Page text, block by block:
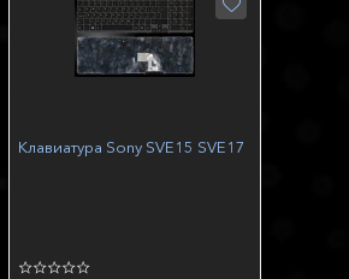
Клавиатура Sony SVE15 SVE17